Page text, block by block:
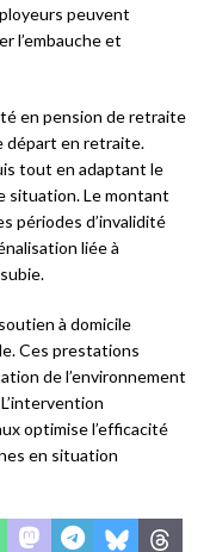
peuvent
l’embauche et
en pension de retraite
départ en retraite.
tout en adaptant le
situation. Le montant
périodes d’invalidité
liée à
à domicile
Ces prestations
de l’environnement
optimise l’efficacité
en situation